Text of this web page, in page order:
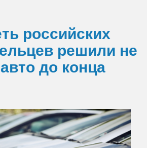
российских
решили не
до конца